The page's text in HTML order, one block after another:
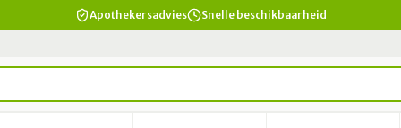
Apothekersadvies Snelle beschikbaarheid